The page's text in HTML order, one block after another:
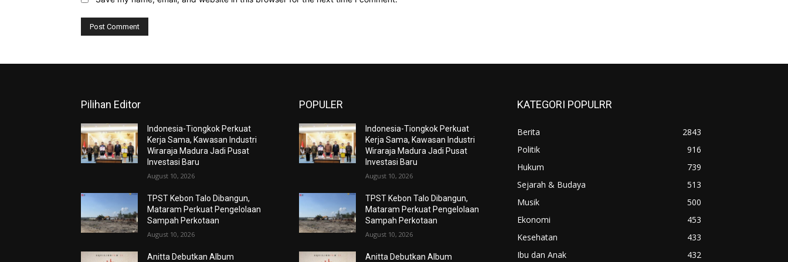
Pilihan Editor
Indonesia-Tiongkok Perkuat
Kerja Sama, Kawasan Industri
Wiraraja Madura Jadi Pusat
Investasi Baru
August 10, 2026
TPST Kebon Talo Dibangun,
Mataram Perkuat Pengelolaan
Sampah Perkotaan
August 10, 2026
Anitta Debutkan Album
POPULER
Indonesia-Tiongkok Perkuat
Kerja Sama, Kawasan Industri
Wiraraja Madura Jadi Pusat
Investasi Baru
August 10, 2026
TPST Kebon Talo Dibangun,
Mataram Perkuat Pengelolaan
Sampah Perkotaan
August 10, 2026
Anitta Debutkan Album
KATEGORI POPULRR
Berita
2843
Politik
916
Hukum
739
Sejarah & Budaya
513
Musik
500
Ekonomi
453
Kesehatan
433
Ibu dan Anak
432